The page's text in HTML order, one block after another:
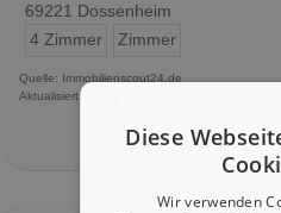
69221 Dossenheim
4 Zimmer
Zimmer
Quelle: Immobilienscout24.de
Aktualisiert: 1 Tag, 9 Stunden
Diese
Wir verwenden